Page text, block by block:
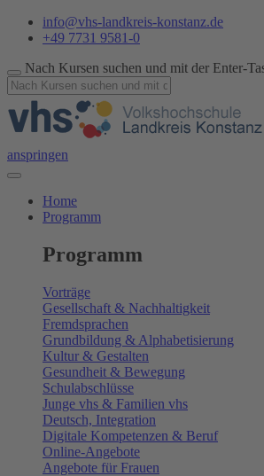
info@vhs-landkreis-konstanz.de
+49 7731 9581-0
Nach Kursen suchen und mit der Enter-
anspringen
Home
Programm
Programm
Vorträge
Gesellschaft & Nachhaltigkeit
Fremdsprachen
Grundbildung & Alphabetisierung
Kultur & Gestalten
Gesundheit & Bewegung
Schulabschlüsse
Junge vhs & Familien vhs
Deutsch, Integration
Digitale Kompetenzen & Beruf
Online-Angebote
Angebote für Frauen